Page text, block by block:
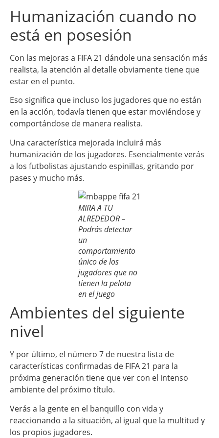
Humanización cuando no
está en posesión
Con las mejoras a FIFA 21 dándole una sensación más
realista, la atención al detalle obviamente tiene que
estar en el punto.
Eso significa que incluso los jugadores que no están
en la acción, todavía tienen que estar moviéndose y
comportándose de manera realista.
Una característica mejorada incluirá más
humanización de los jugadores. Esencialmente verás
a los futbolistas ajustando espinillas, gritando por
pases y mucho más.
MIRA A TU
ALREDEDOR –
Podrás detectar
un
comportamiento
único de los
jugadores que no
tienen la pelota
en el juego
Ambientes del siguiente
nivel
Y por último, el número 7 de nuestra lista de
características confirmadas de FIFA 21 para la
próxima generación tiene que ver con el intenso
ambiente del próximo título.
Verás a la gente en el banquillo con vida y
reaccionando a la situación, al igual que la multitud y
los propios jugadores.